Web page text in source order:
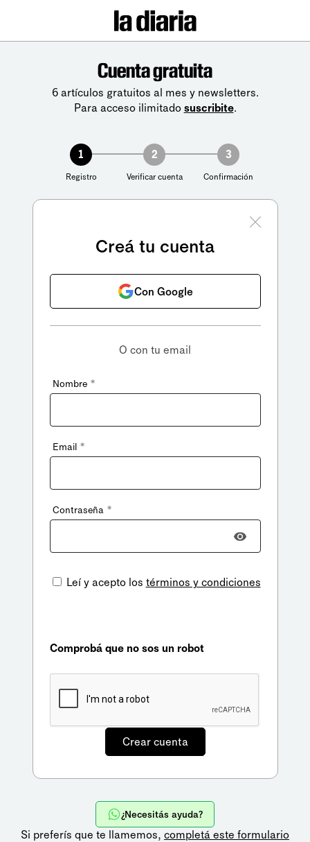
Cuenta gratuita
6 artículos gratuitos al mes y newsletters.
Para acceso ilimitado suscribite.
1
Registro
2
Verificar cuenta
3
Confirmación
Creá tu cuenta
Con Google
O con tu email
Nombre *
Email *
Contraseña *
Leí y acepto los términos y condiciones
Comprobá que no sos un robot
¿Necesitás ayuda?
Si preferís que te llamemos, completá este formulario